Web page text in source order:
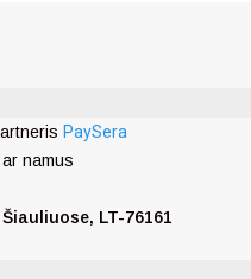
PaySera
namus
LT-76161